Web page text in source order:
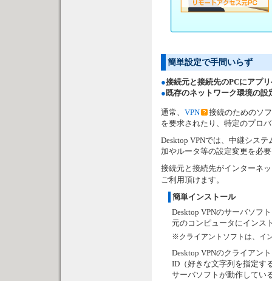
簡単設定で手間いらず
●接続元と接続先のPCにアプ
● 既存のネットワーク環境の設
通常、 VPN
接続のためのソ
を要求されたり、特定のプロ
Desktop VPNでは、中継シス
加やルータ等の設定変更を必
接続元と接続先がインターネ
ご利用頂けます。
簡単インストール
Desktop VPNのサーバソフ
元のコンピュータにインス
※クライアントソフトは、イ
Desktop VPNのクライアン
ID（好きな文字列を指定す
サーバソフトが動作してい